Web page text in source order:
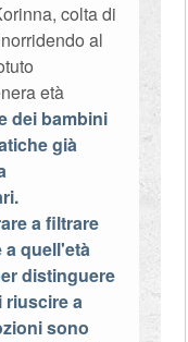
colta di
al
età
dei bambini
già
a filtrare
a quell'età
distinguere
riuscire a
sono